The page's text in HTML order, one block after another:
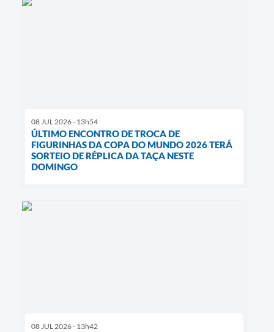
08 JUL 2026 - 13h54
ÚLTIMO ENCONTRO DE TROCA DE
FIGURINHAS DA COPA DO MUNDO 2026 TERÁ
SORTEIO DE RÉPLICA DA TAÇA NESTE
DOMINGO
08 JUL 2026 - 13h42